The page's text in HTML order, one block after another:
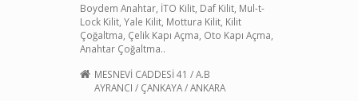
Boydem Anahtar, İTO Kilit, Daf Kilit, Mul-t-
Lock Kilit, Yale Kilit, Mottura Kilit, Kilit
Çoğaltma, Çelik Kapı Açma, Oto Kapı Açma,
Anahtar Çoğaltma..
MESNEVİ CADDESİ 41 / A.B
AYRANCI / ÇANKAYA / ANKARA